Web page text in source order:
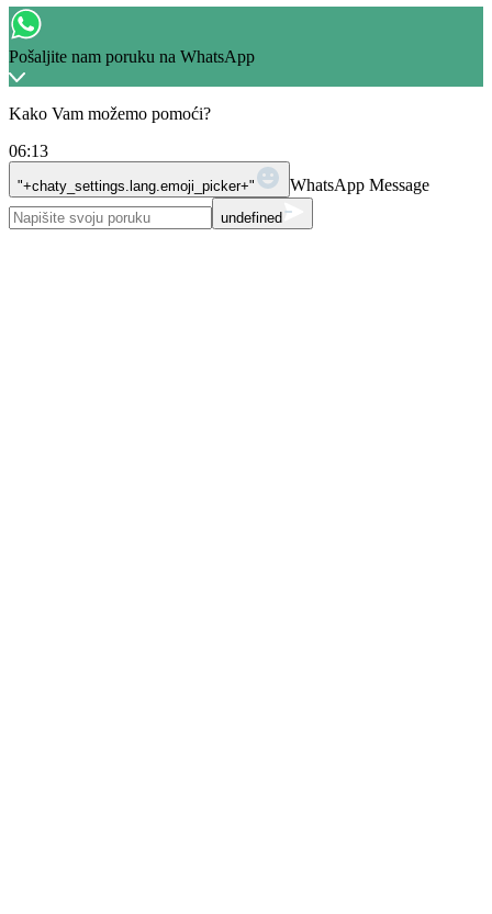
Pošaljite nam poruku na WhatsApp
Kako Vam možemo pomoći?
06:13
"+chaty_settings.lang.emoji_picker+" WhatsApp Message
undefined